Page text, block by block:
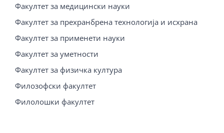
Факултет за медицински науки
Факултет за прехранбрена технологија и исхрана
Факултет за применети науки
Факултет за уметности
Факултет за физичка култура
Филозофски факултет
Филолошки факултет